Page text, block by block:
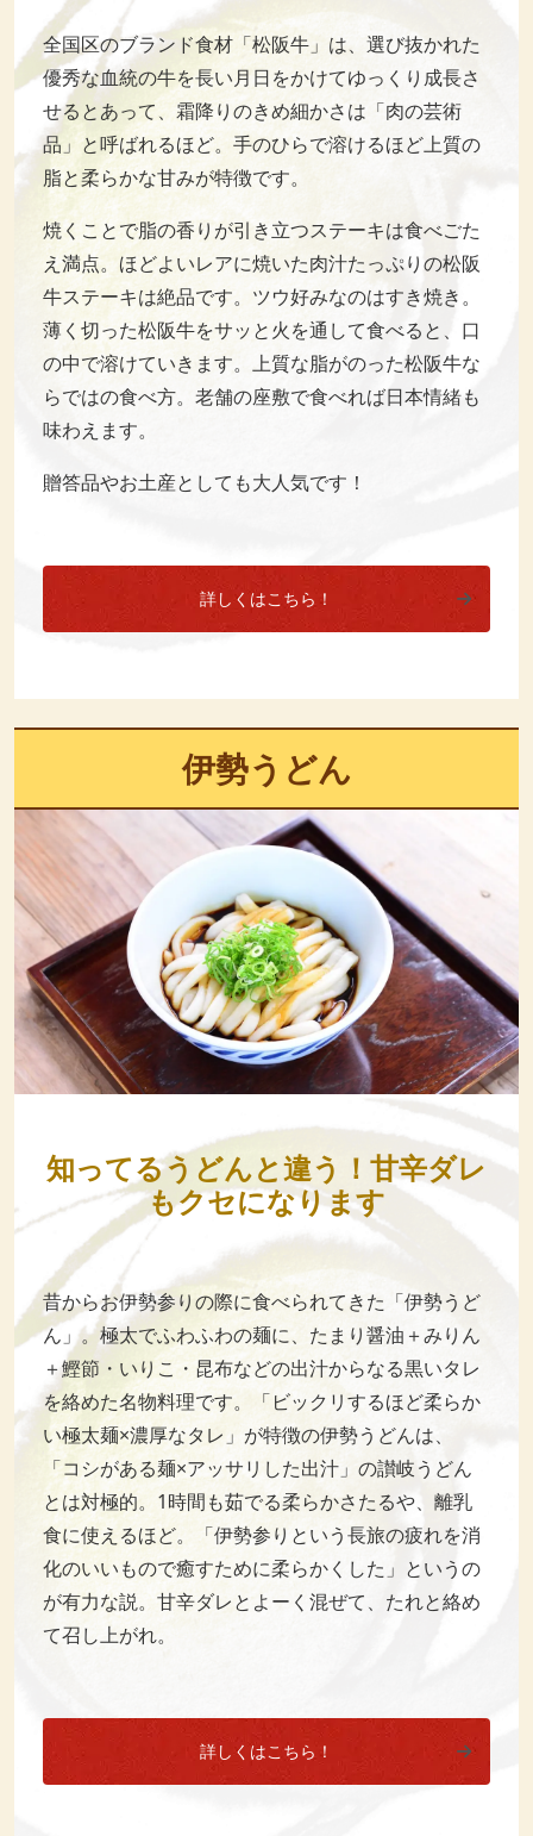
全国区のブランド食材「松阪牛」は、選び抜かれた
優秀な血統の牛を長い月日をかけてゆっくり成長さ
せるとあって、霜降りのきめ細かさは「肉の芸術
品」と呼ばれるほど。手のひらで溶けるほど上質の
脂と柔らかな甘みが特徴です。
焼くことで脂の香りが引き立つステーキは食べごた
え満点。ほどよいレアに焼いた肉汁たっぷりの松阪
牛ステーキは絶品です。ツウ好みなのはすき焼き。
薄く切った松阪牛をサッと火を通して食べると、口
の中で溶けていきます。上質な脂がのった松阪牛な
らではの食べ方。老舗の座敷で食べれば日本情緒も
味わえます。
贈答品やお土産としても大人気です！
詳しくはこちら！
伊勢うどん
知ってるうどんと違う！甘辛ダレ
もクセになります
昔からお伊勢参りの際に食べられてきた「伊勢うど
ん」。極太でふわふわの麺に、たまり醤油＋みりん
＋鰹節・いりこ・昆布などの出汁からなる黒いタレ
を絡めた名物料理です。「ビックリするほど柔らか
い極太麺×濃厚なタレ」が特徴の伊勢うどんは、
「コシがある麺×アッサリした出汁」の讃岐うどん
とは対極的。1時間も茹でる柔らかさたるや、離乳
食に使えるほど。「伊勢参りという長旅の疲れを消
化のいいもので癒すために柔らかくした」というの
が有力な説。甘辛ダレとよーく混ぜて、たれと絡め
て召し上がれ。
詳しくはこちら！